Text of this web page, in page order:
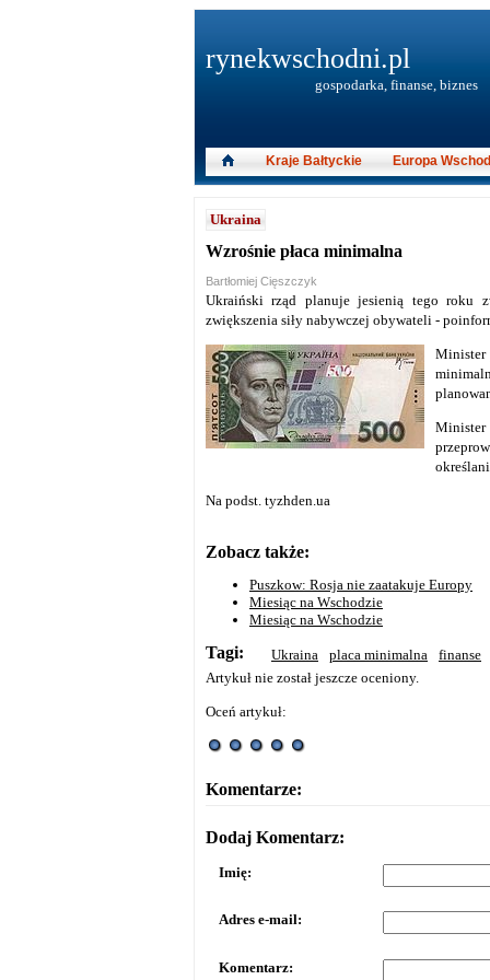
Ukraina
Wzrośnie płaca minimalna
Bartłomiej Cięszczyk
Ukraiński rząd planuje jesienią tego roku
zwiększenia siły nabywczej obywateli -
Minister
Na podst. tyzhden.ua
Zobacz także:
Puszkow: Rosja nie zaatakuje Europy
Miesiąc na Wschodzie
Miesiąc na Wschodzie
Tagi: Ukraina placa minimalna
finanse
Artykuł nie został jeszcze oceniony.
Oceń artykuł:
Komentarze:
Dodaj Komentarz:
Imię:
Adres e-mail:
Komentarz:
rynekwschodni.pl
gospodarka, finanse, biznes
Kraje Bałtyckie Europa